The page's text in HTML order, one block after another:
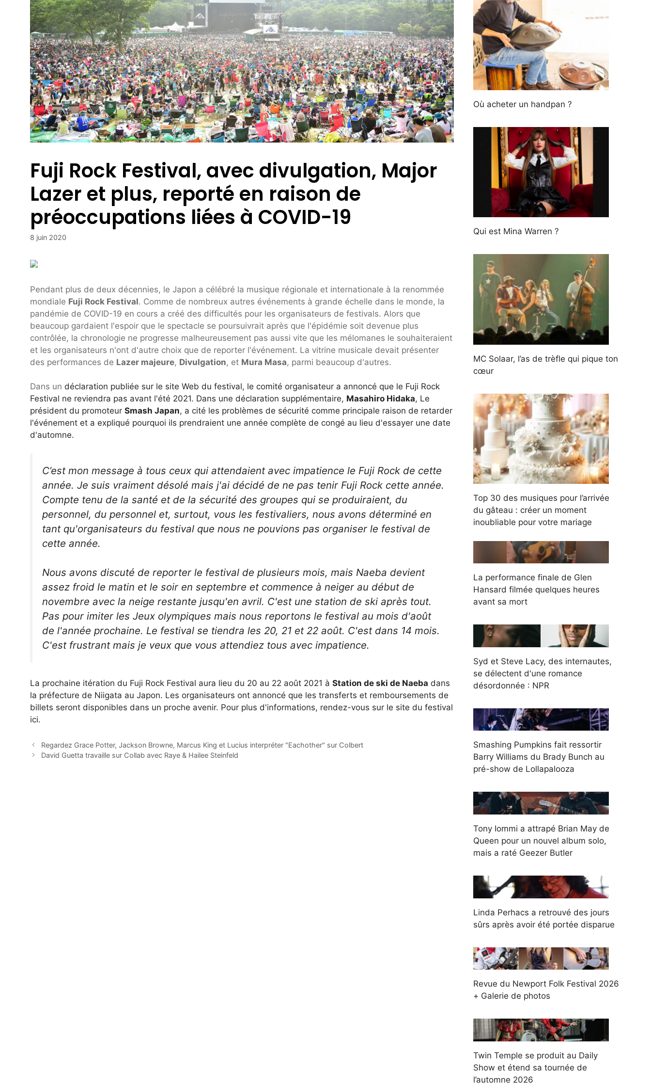
Fuji Rock Festival, avec divulgation, Major
Lazer et plus, reporté en raison de
préoccupations liées à COVID-19
8 juin 2020
Pendant plus de deux décennies, le Japon a célébré la musique régionale et internationale à la renommée
mondiale Fuji Rock Festival. Comme de nombreux autres événements à grande échelle dans le monde, la
pandémie de COVID-19 en cours a créé des difficultés pour les organisateurs de festivals. Alors que
beaucoup gardaient l'espoir que le spectacle se poursuivrait après que l'épidémie soit devenue plus
contrôlée, la chronologie ne progresse malheureusement pas aussi vite que les mélomanes le souhaiteraient
et les organisateurs n'ont d'autre choix que de reporter l'événement. La vitrine musicale devait présenter
des performances de Lazer majeure, Divulgation, et Mura Masa, parmi beaucoup d'autres.
Dans un déclaration publiée sur le site Web du festival, le comité organisateur a annoncé que le Fuji Rock
Festival ne reviendra pas avant l'été 2021. Dans une déclaration supplémentaire, Masahiro Hidaka, Le
président du promoteur Smash Japan, a cité les problèmes de sécurité comme principale raison de retarder
l'événement et a expliqué pourquoi ils prendraient une année complète de congé au lieu d'essayer une date
d'automne.
C’est mon message à tous ceux qui attendaient avec impatience le Fuji Rock de cette
année. Je suis vraiment désolé mais j'ai décidé de ne pas tenir Fuji Rock cette année.
Compte tenu de la santé et de la sécurité des groupes qui se produiraient, du
personnel, du personnel et, surtout, vous les festivaliers, nous avons déterminé en
tant qu'organisateurs du festival que nous ne pouvions pas organiser le festival de
cette année.
Nous avons discuté de reporter le festival de plusieurs mois, mais Naeba devient
assez froid le matin et le soir en septembre et commence à neiger au début de
novembre avec la neige restante jusqu'en avril. C'est une station de ski après tout.
Pas pour imiter les Jeux olympiques mais nous reportons le festival au mois d'août
de l'année prochaine. Le festival se tiendra les 20, 21 et 22 août. C'est dans 14 mois.
C'est frustrant mais je veux que vous attendiez tous avec impatience.
La prochaine itération du Fuji Rock Festival aura lieu du 20 au 22 août 2021 à Station de ski de Naeba dans
la préfecture de Niigata au Japon. Les organisateurs ont annoncé que les transferts et remboursements de
billets seront disponibles dans un proche avenir. Pour plus d'informations, rendez-vous sur le site du festival
ici.
Regardez Grace Potter, Jackson Browne, Marcus King et Lucius interpréter "Eachother" sur Colbert
David Guetta travaille sur Collab avec Raye & Hailee Steinfeld
Où acheter un handpan ?
Qui est Mina Warren ?
MC Solaar, l’as de trèfle qui pique ton
cœur
Top 30 des musiques pour l’arrivée
du gâteau : créer un moment
inoubliable pour votre mariage
La performance finale de Glen
Hansard filmée quelques heures
avant sa mort
Syd et Steve Lacy, des internautes,
se délectent d'une romance
désordonnée : NPR
Smashing Pumpkins fait ressortir
Barry Williams du Brady Bunch au
pré-show de Lollapalooza
Tony Iommi a attrapé Brian May de
Queen pour un nouvel album solo,
mais a raté Geezer Butler
Linda Perhacs a retrouvé des jours
sûrs après avoir été portée disparue
Revue du Newport Folk Festival 2026
+ Galerie de photos
Twin Temple se produit au Daily
Show et étend sa tournée de
l’automne 2026